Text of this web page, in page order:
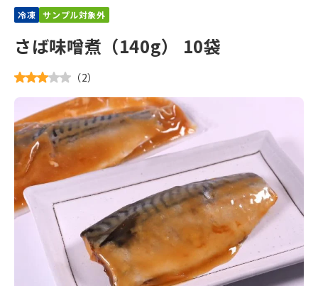
冷凍 サンプル対象外
さば味噌煮（140g） 10袋
（2）